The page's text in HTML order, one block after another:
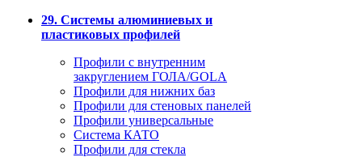
29. Системы алюминиевых и
пластиковых профилей
Профили с внутренним
закруглением ГОЛА/GOLA
Профили для нижних баз
Профили для стеновых панелей
Профили универсальные
Система КАТО
Профили для стекла